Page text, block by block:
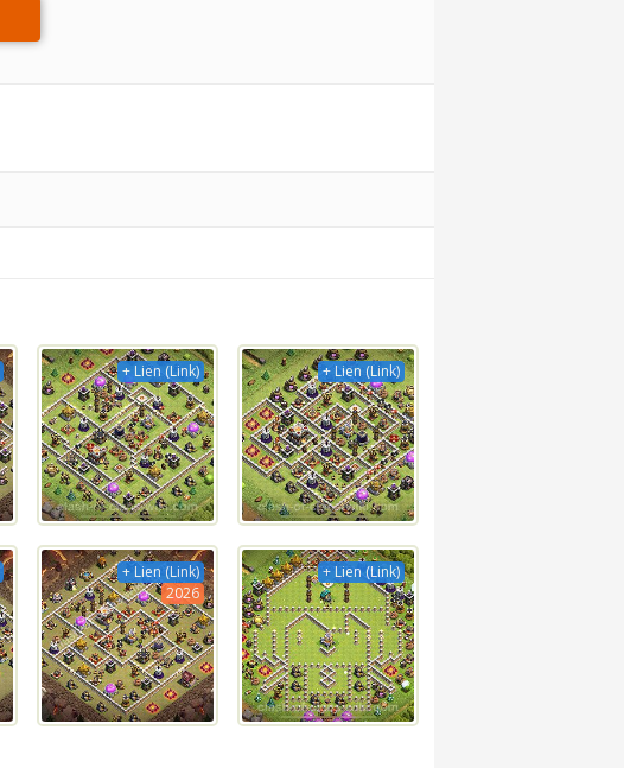
+ Lien (Link) + Lien (Link)
+ Lien (Link)
2026
+ Lien (Link)